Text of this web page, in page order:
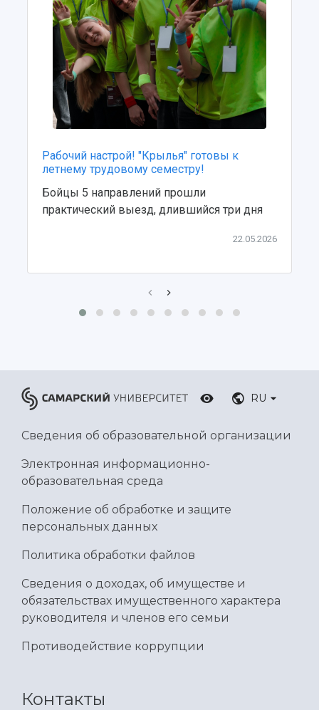
Рабочий настрой! "Крылья" готовы к
летнему трудовому семестру!
Бойцы 5 направлений прошли
практический выезд, длившийся три дня
22.05.2026
RU
Сведения об образовательной организации
Электронная информационно-
образовательная среда
Положение об обработке и защите
персональных данных
Политика обработки файлов
Сведения о доходах, об имуществе и
обязательствах имущественного характера
руководителя и членов его семьи
Противодействие коррупции
Контакты